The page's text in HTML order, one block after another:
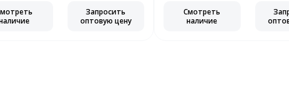
Запросить
оптовую цену
Смотреть
наличие